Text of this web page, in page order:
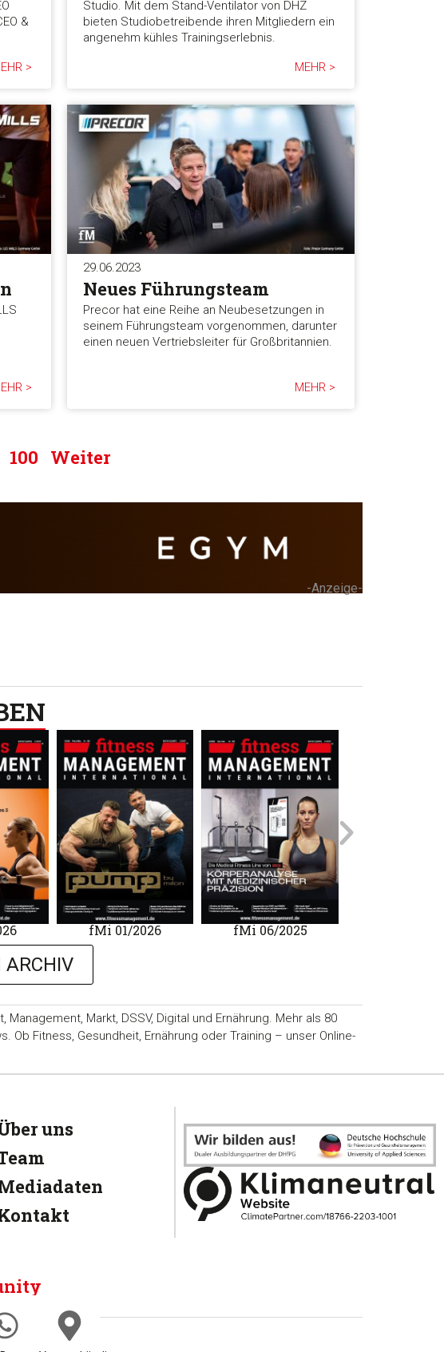
&
>
Studio. Mit dem Stand-Ventilator von DHZ
bieten Studiobetreibende ihren Mitgliedern ein
angenehm kühles Trainingserlebnis.
MEHR >
>
29.06.2023
Neues Führungsteam
Precor hat eine Reihe an Neubesetzungen in
seinem Führungsteam vorgenommen, darunter
einen neuen Vertriebsleiter für Großbritannien.
MEHR >
100 Weiter
-Anzeige-
fMi 01/2026 fMi 06/2025
ARCHIV
Markt, DSSV, Digital und Ernährung. Mehr als 80
Fitness, Gesundheit, Ernährung oder Training – unser Online-
uns